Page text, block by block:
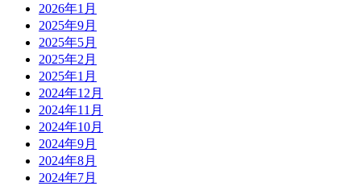
2026年1月
2025年9月
2025年5月
2025年2月
2025年1月
2024年12月
2024年11月
2024年10月
2024年9月
2024年8月
2024年7月